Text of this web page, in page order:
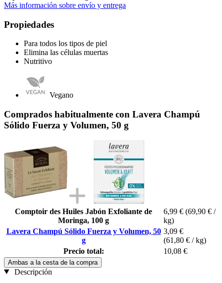
Más información sobre envío y entrega
Propiedades
Para todos los tipos de piel
Elimina las células muertas
Nutritivo
Vegano
Comprados habitualmente con Lavera Champú
Sólido Fuerza y Volumen, 50 g
Comptoir des Huiles Jabón Exfoliante de
Moringa, 100 g
6,99 € (69,90 € /
kg)
Lavera Champú Sólido Fuerza y Volumen, 50
g
3,09 €
(61,80 € / kg)
Precio total:
10,08 €
Ambas a la cesta de la compra
Descripción